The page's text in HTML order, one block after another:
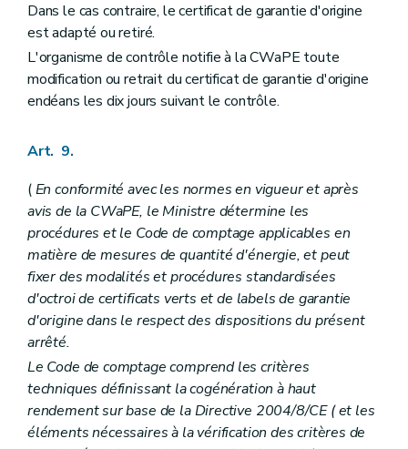
Dans le cas contraire, le certificat de garantie d'origine
est adapté ou retiré.
L'organisme de contrôle notifie à la CWaPE toute
modification ou retrait du certificat de garantie d'origine
endéans les dix jours suivant le contrôle.
Art. 9.
(En conformité avec les normes en vigueur et après
avis de la CWaPE, le Ministre détermine les
procédures et le Code de comptage applicables en
matière de mesures de quantité d'énergie, et peut
fixer des modalités et procédures standardisées
d'octroi de certificats verts et de labels de garantie
d'origine dans le respect des dispositions du présent
arrêté.
Le Code de comptage comprend les critères
techniques définissant la cogénération à haut
rendement sur base de la Directive 2004/8/CE (et les
éléments nécessaires à la vérification des critères de